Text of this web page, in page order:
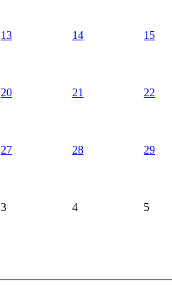
13 14 15
20 21 22
27 28 29
3 4 5